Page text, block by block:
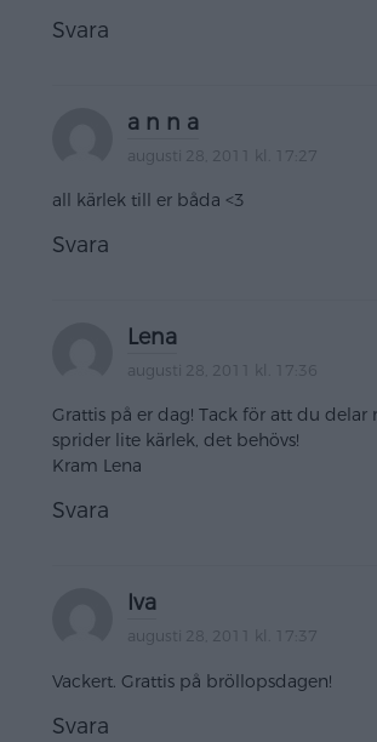
Svara
a n n a
augusti 28, 2011 kl. 17:27
all kärlek till er båda <3
Svara
Lena
augusti 28, 2011 kl. 17:36
Grattis på er dag! Tack för att du
sprider lite kärlek, det behövs!
Kram Lena
Svara
Iva
augusti 28, 2011 kl. 17:37
Vackert. Grattis på bröllopsdagen!
Svara